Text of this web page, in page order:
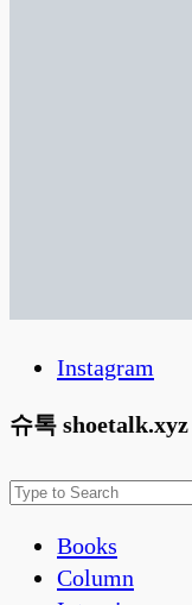
Instagram
슈톡 shoetalk.xyz
Books
Column